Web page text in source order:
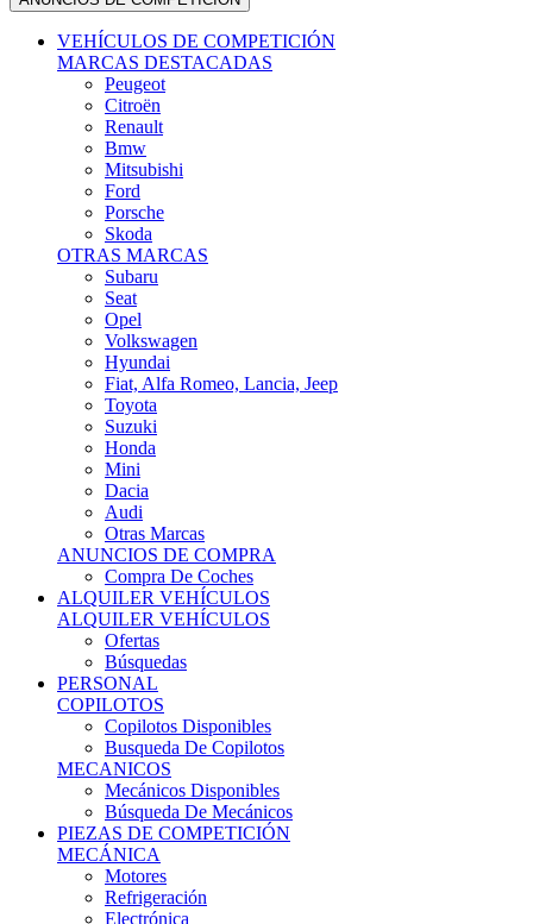
VEHÍCULOS DE COMPETICIÓN
MARCAS DESTACADAS
Peugeot
Citroën
Renault
Bmw
Mitsubishi
Ford
Porsche
Skoda
OTRAS MARCAS
Subaru
Seat
Opel
Volkswagen
Hyundai
Fiat, Alfa Romeo, Lancia, Jeep
Toyota
Suzuki
Honda
Mini
Dacia
Audi
Otras Marcas
ANUNCIOS DE COMPRA
Compra De Coches
ALQUILER VEHÍCULOS
ALQUILER VEHÍCULOS
Ofertas
Búsquedas
PERSONAL
COPILOTOS
Copilotos Disponibles
Busqueda De Copilotos
MECANICOS
Mecánicos Disponibles
Búsqueda De Mecánicos
PIEZAS DE COMPETICIÓN
MECÁNICA
Motores
Refrigeración
Electrónica
Cajas De Cambio